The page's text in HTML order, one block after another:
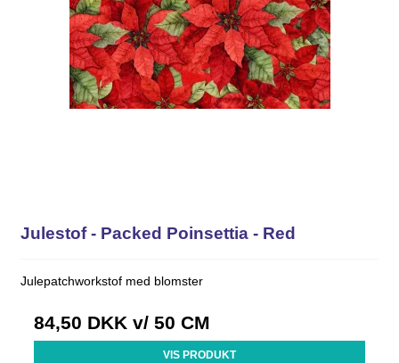
Julestof - Packed Poinsettia - Red
Julepatchworkstof med blomster
84,50 DKK v/ 50 CM
VIS PRODUKT